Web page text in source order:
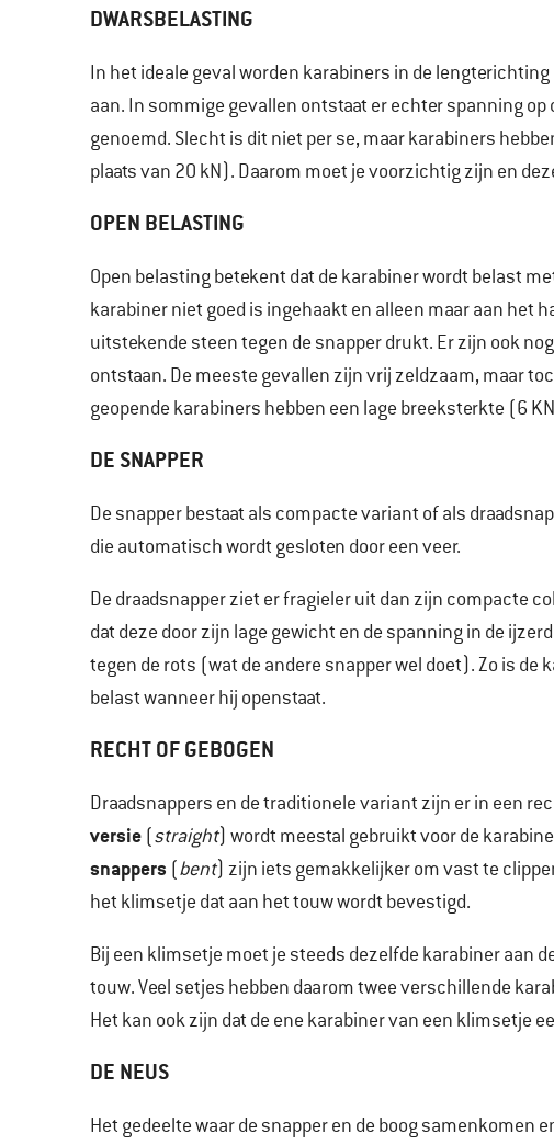
DWARSBELASTING
In het ideale geval worden karabiners in de
aan. In sommige gevallen ontstaat er echter spanning
genoemd. Slecht is dit niet per se, maar karabiners
plaats van 20 kN). Daarom moet je voorzichtig zijn en
OPEN BELASTING
Open belasting betekent dat de karabiner wordt belast
karabiner niet goed is ingehaakt en alleen maar aan het
uitstekende steen tegen de snapper drukt. Er zijn ook
ontstaan. De meeste gevallen zijn vrij zeldzaam, maar
geopende karabiners hebben een lage breeksterkte (6
DE SNAPPER
De snapper bestaat als compacte variant of als
die automatisch wordt gesloten door een veer.
De draadsnapper ziet er fragieler uit dan zijn compacte
dat deze door zijn lage gewicht en de spanning in de
tegen de rots (wat de andere snapper wel doet). Zo is de
belast wanneer hij openstaat.
RECHT OF GEBOGEN
Draadsnappers en de traditionele variant zijn er in een
versie (straight) wordt meestal gebruikt voor de
snappers (bent) zijn iets gemakkelijker om vast te
het klimsetje dat aan het touw wordt bevestigd.
Bij een klimsetje moet je steeds dezelfde karabiner aan
touw. Veel setjes hebben daarom twee verschillende
Het kan ook zijn dat de ene karabiner van een klimsetje
DE NEUS
Het gedeelte waar de snapper en de boog samenkomen